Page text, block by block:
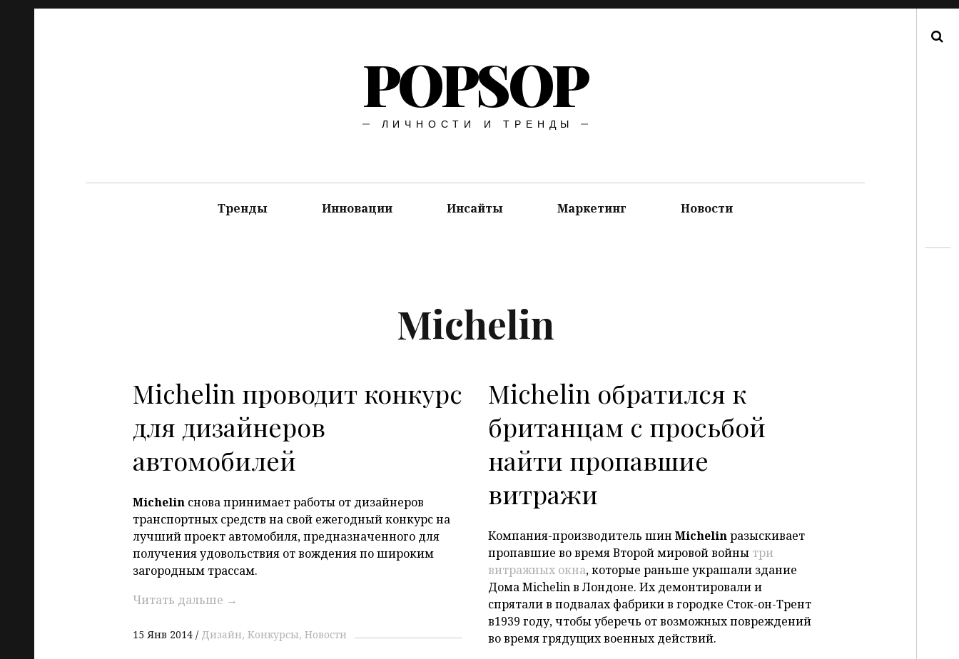
POPSOP
ЛИЧНОСТИ И ТРЕНДЫ
Тренды Инновации Инсайты Маркетинг Новости
Michelin
Michelin проводит конкурс
для дизайнеров
автомобилейP
Michelin снова принимает работы от дизайнеров
транспортных средств на свой ежегодный конкурс на
лучший проект автомобиля, предназначенного для
получения удовольствия от вождения по широким
загородным трассам.
Читать дальше →
15 Янв 2014 Дизайн Конкурсы Новости
Michelin обратился к
британцам с просьбой
найти пропавшие
витражи P
Компания-производитель шин Michelinразыскивает
пропавшие во время Второй мировой войны три
витражных окна, которые раньше украшали здание
Дома Michelin в Лондоне. Их демонтировали и
спрятали в подвалах фабрики в городке Сток-он-Трент
в1939 году, чтобы уберечь от возможных повреждений
во время грядущих военных действий.